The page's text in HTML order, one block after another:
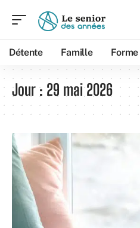
Détente Famille Forme
Jour : 29 mai 2026